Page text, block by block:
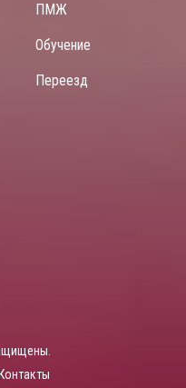
ПМЖ
Обучение
Переезд
Контакты